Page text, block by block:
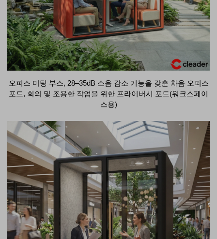
오피스 미팅 부스, 28–35dB 소음 감소 기능을 갖춘 차음 오피스
포드, 회의 및 조용한 작업을 위한 프라이버시 포드(워크스페이
스용)